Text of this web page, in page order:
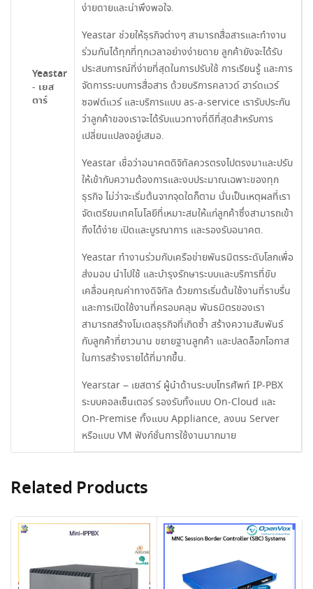
Yeastar
- เยส
ตาร์
ง่ายดายและน่าพึงพอใจ.
Yeastar ช่วยให้ธุรกิจต่างๆ สามารถสื่อสารและทำงาน
ร่วมกันได้ทุกที่ทุกเวลาอย่างง่ายดาย ลูกค้ายังจะได้รับ
ประสบการณ์ที่ง่ายที่สุดในการปรับใช้ การเรียนรู้ และการ
จัดการระบบการสื่อสาร ด้วยบริการคลาวด์ ฮาร์ดแวร์
ซอฟต์แวร์ และบริการแบบ as-a-service เรารับประกัน
ว่าลูกค้าของเราจะได้รับแนวทางที่ดีที่สุดสำหรับการ
เปลี่ยนแปลงอยู่เสมอ.
Yeastar เชื่อว่าอนาคตดิจิทัลควรตรงไปตรงมาและปรับ
ให้เข้ากับความต้องการและงบประมาณเฉพาะของทุก
ธุรกิจ ไม่ว่าจะเริ่มต้นจากจุดใดก็ตาม นั่นเป็นเหตุผลที่เรา
จัดเตรียมเทคโนโลยีที่เหมาะสมให้แก่ลูกค้าซึ่งสามารถเข้า
ถึงได้ง่าย เปิดและบูรณาการ และรองรับอนาคต.
Yeastar ทำงานร่วมกับเครือข่ายพันธมิตรระดับโลกเพื่อ
ส่งมอบ นำไปใช้ และบำรุงรักษาระบบและบริการที่ขับ
เคลื่อนคุณค่าทางดิจิทัล ด้วยการเริ่มต้นใช้งานที่ราบรื่น
และการเปิดใช้งานที่ครอบคลุม พันธมิตรของเรา
สามารถสร้างโมเดลธุรกิจที่เกิดซ้ำ สร้างความสัมพันธ์
กับลูกค้าที่ยาวนาน ขยายฐานลูกค้า และปลดล็อกโอกาส
ในการสร้างรายได้ที่มากขึ้น.
Yearstar – เยสตาร์ ผู้นำด้านระบบโทรศัพท์ IP-PBX
ระบบคอลเซ็นเตอร์ รองรับทั้งแบบ On-Cloud และ
On-Premise ทั้งแบบ Appliance, ลงบน Server
หรือแบบ VM ฟังก์ชั่นการใช้งานมากมาย
Related Products